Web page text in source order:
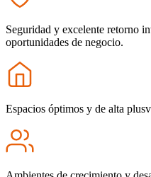
Seguridad y excelente retorno
oportunidades de negocio.
Espacios óptimos y de alta